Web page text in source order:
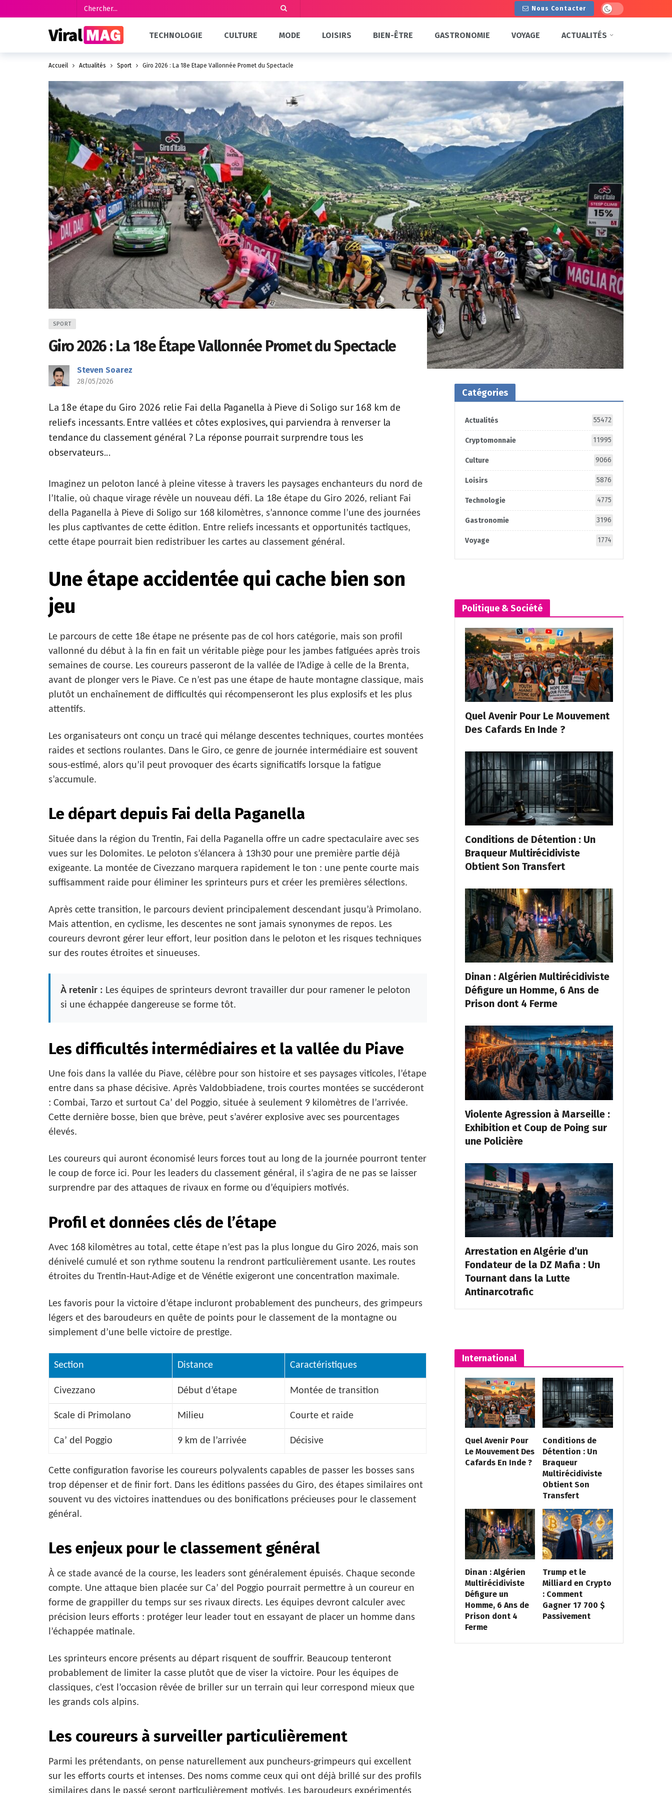
Nous Contacter Dark mode
TECHNOLOGIE CULTURE MODE LOISIRS BIEN-ÊTRE GASTRONOMIE VOYAGE ACTUALITÉS
Accueil Actualités Sport Giro 2026 : La 18e Étape Vallonnée Promet du Spectacle
SPORT
Giro 2026 : La 18e Étape Vallonnée Promet du Spectacle
Steven Soarez
28/05/2026
La 18e étape du Giro 2026 relie Fai della Paganella à Pieve di Soligo sur 168 km de
reliefs incessants. Entre vallées et côtes explosives, qui parviendra à renverser la
tendance du classement général ? La réponse pourrait surprendre tous les
observateurs...
Imaginez un peloton lancé à pleine vitesse à travers les paysages enchanteurs du nord de
l’Italie, où chaque virage révèle un nouveau défi. La 18e étape du Giro 2026, reliant Fai
della Paganella à Pieve di Soligo sur 168 kilomètres, s’annonce comme l’une des journées
les plus captivantes de cette édition. Entre reliefs incessants et opportunités tactiques,
cette étape pourrait bien redistribuer les cartes au classement général.
Une étape accidentée qui cache bien son
jeu
Le parcours de cette 18e étape ne présente pas de col hors catégorie, mais son profil
vallonné du début à la fin en fait un véritable piège pour les jambes fatiguées après trois
semaines de course. Les coureurs passeront de la vallée de l’Adige à celle de la Brenta,
avant de plonger vers le Piave. Ce n’est pas une étape de haute montagne classique, mais
plutôt un enchaînement de difficultés qui récompenseront les plus explosifs et les plus
attentifs.
Les organisateurs ont conçu un tracé qui mélange descentes techniques, courtes montées
raides et sections roulantes. Dans le Giro, ce genre de journée intermédiaire est souvent
sous-estimé, alors qu’il peut provoquer des écarts significatifs lorsque la fatigue
s’accumule.
Le départ depuis Fai della Paganella
Située dans la région du Trentin, Fai della Paganella offre un cadre spectaculaire avec ses
vues sur les Dolomites. Le peloton s’élancera à 13h30 pour une première partie déjà
exigeante. La montée de Civezzano marquera rapidement le ton : une pente courte mais
suffisamment raide pour éliminer les sprinteurs purs et créer les premières sélections.
Après cette transition, le parcours devient principalement descendant jusqu’à Primolano.
Mais attention, en cyclisme, les descentes ne sont jamais synonymes de repos. Les
coureurs devront gérer leur effort, leur position dans le peloton et les risques techniques
sur des routes étroites et sinueuses.
À retenir : Les équipes de sprinteurs devront travailler dur pour ramener le peloton
si une échappée dangereuse se forme tôt.
Les difficultés intermédiaires et la vallée du Piave
Une fois dans la vallée du Piave, célèbre pour son histoire et ses paysages viticoles, l’étape
entre dans sa phase décisive. Après Valdobbiadene, trois courtes montées se succéderont
: Combai, Tarzo et surtout Ca’ del Poggio, située à seulement 9 kilomètres de l’arrivée.
Cette dernière bosse, bien que brève, peut s’avérer explosive avec ses pourcentages
élevés.
Les coureurs qui auront économisé leurs forces tout au long de la journée pourront tenter
le coup de force ici. Pour les leaders du classement général, il s’agira de ne pas se laisser
surprendre par des attaques de rivaux en forme ou d’équipiers motivés.
Profil et données clés de l’étape
Avec 168 kilomètres au total, cette étape n’est pas la plus longue du Giro 2026, mais son
dénivelé cumulé et son rythme soutenu la rendront particulièrement usante. Les routes
étroites du Trentin-Haut-Adige et de Vénétie exigeront une concentration maximale.
Les favoris pour la victoire d’étape incluront probablement des puncheurs, des grimpeurs
légers et des baroudeurs en quête de points pour le classement de la montagne ou
simplement d’une belle victoire de prestige.
Section Distance Caractéristiques
Civezzano Début d’étape Montée de transition
Scale di Primolano Milieu Courte et raide
Ca’ del Poggio 9 km de l’arrivée Décisive
Cette configuration favorise les coureurs polyvalents capables de passer les bosses sans
trop dépenser et de finir fort. Dans les éditions passées du Giro, des étapes similaires ont
souvent vu des victoires inattendues ou des bonifications précieuses pour le classement
général.
Les enjeux pour le classement général
À ce stade avancé de la course, les leaders sont généralement épuisés. Chaque seconde
compte. Une attaque bien placée sur Ca’ del Poggio pourrait permettre à un coureur en
forme de grappiller du temps sur ses rivaux directs. Les équipes devront calculer avec
précision leurs efforts : protéger leur leader tout en essayant de placer un homme dans
l’échappée matinale.
Les sprinteurs encore présents au départ risquent de souffrir. Beaucoup tenteront
probablement de limiter la casse plutôt que de viser la victoire. Pour les équipes de
classiques, c’est l’occasion rêvée de briller sur un terrain qui leur correspond mieux que
les grands cols alpins.
Les coureurs à surveiller particulièrement
Parmi les prétendants, on pense naturellement aux puncheurs-grimpeurs qui excellent
sur les efforts courts et intenses. Des noms comme ceux qui ont déjà brillé sur des profils
similaires dans le passé seront particulièrement motivés. Les baroudeurs expérimentés
Catégories
Actualités 55472
Cryptomonnaie 11995
Culture 9066
Loisirs 5876
Technologie 4775
Gastronomie 3196
Voyage 1774
Politique & Société
Quel Avenir Pour Le Mouvement
Des Cafards En Inde ?
Conditions de Détention : Un
Braqueur Multirécidiviste
Obtient Son Transfert
Dinan : Algérien Multirécidiviste
Défigure un Homme, 6 Ans de
Prison dont 4 Ferme
Violente Agression à Marseille :
Exhibition et Coup de Poing sur
une Policière
Arrestation en Algérie d’un
Fondateur de la DZ Mafia : Un
Tournant dans la Lutte
Antinarcotrafic
International
Quel Avenir Pour
Le Mouvement Des
Cafards En Inde ?
Conditions de
Détention : Un
Braqueur
Multirécidiviste
Obtient Son
Transfert
Dinan : Algérien
Multirécidiviste
Défigure un
Homme, 6 Ans de
Prison dont 4
Ferme
Trump et le
Milliard en Crypto
: Comment
Gagner 17 700 $
Passivement